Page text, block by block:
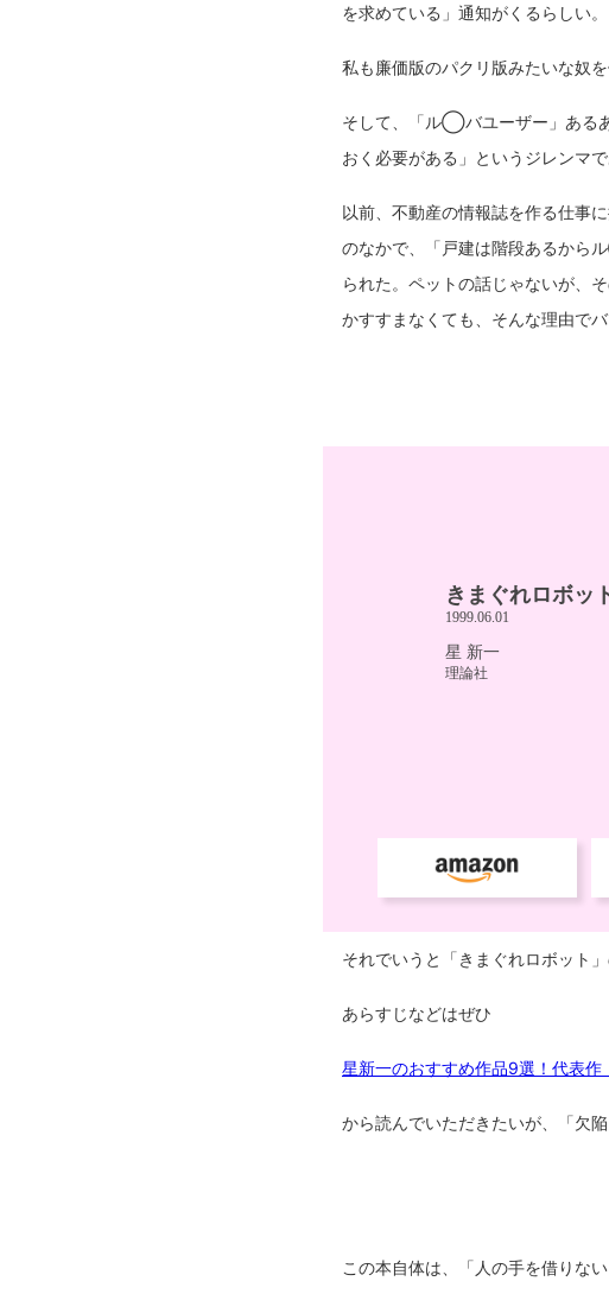
を求めている」通知がくるらしい。
私も廉価版のパクリ版みたいな奴
そして、「ル◯バユーザー」ある
おく必要がある」というジレンマで
以前、不動産の情報誌を作る仕事
のなかで、「戸建は階段あるから
られた。ペットの話じゃないが、
かすすまなくても、そんな理由で
それでいうと「きまぐれロボット
あらすじなどはぜひ
星新一のおすすめ作品9選！代表
から読んでいただきたいが、「欠
この本自体は、「人の手を借りな